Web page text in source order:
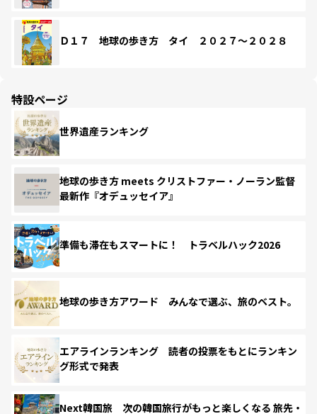
Ｄ１７ 地球の歩き方 タイ ２０２７～２０２８
特設ページ
世界遺産ランキング
地球の歩き方 meets クリストファー・ノーラン監督
最新作『オデュッセイア』
準備も滞在もスマートに！ トラベルハック2026
地球の歩き方アワード みんなで選ぶ、旅のベスト。
エアラインランキング 読者の投票をもとにランキン
グ形式で発表
Next韓国旅 次の韓国旅行がもっと楽しくなる 旅先・